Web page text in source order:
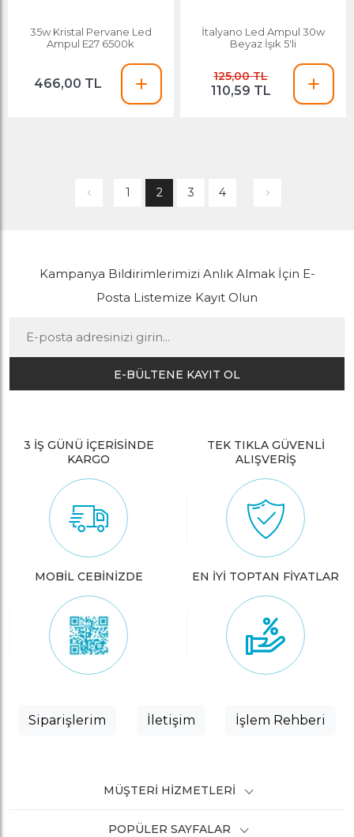
35w Kristal Pervane Led
Ampul E27 6500k
466,00 TL
İtalyano Led Ampul 30w
Beyaz İşık 5'li
125,00 TL
110,59 TL
1 2 3 4
Kampanya Bildirimlerimizi Anlık Almak İçin E-
Posta Listemize Kayıt Olun
E-BÜLTENE KAYIT OL
3 İŞ GÜNÜ İÇERİSİNDE
KARGO
TEK TIKLA GÜVENLİ
ALIŞVERİŞ
MOBİL CEBİNİZDE EN İYİ TOPTAN FİYATLAR
Siparişlerim İletişim İşlem Rehberi
MÜŞTERI HIZMETLERI
POPÜLER SAYFALAR